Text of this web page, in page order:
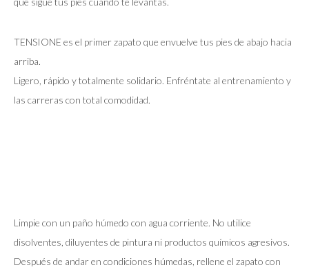
TENSIONE es el primer zapato que envuelve tus pies de abajo hacia
arriba.
Ligero, rápido y totalmente solidario. Enfréntate al entrenamiento y
las carreras con total comodidad.
Limpie con un paño húmedo con agua corriente. No utilice
disolventes, diluyentes de pintura ni productos químicos agresivos.
Después de andar en condiciones húmedas, rellene el zapato con